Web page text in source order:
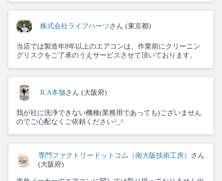
株式会社ライフハーツ さん (東京都)
当店では製造年8年以上のエアコンは、作業前にクリーニン
グリスクをご了承のうえサービスさせて頂いております。
R.A本舗さん (大阪府)
我が社に洗浄できない機種(業務用であっても)ございません
のでご心配なくご依頼ください^_^
専門ファクトリードットコム（南大阪技術工房）
さん
(大阪府)